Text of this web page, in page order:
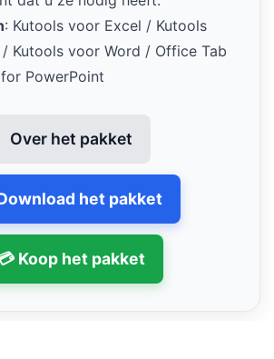
: Kutools voor Excel / Kutools
Kutools voor Word / Office Tab
PowerPoint
Over het pakket
het pakket
Koop het pakket